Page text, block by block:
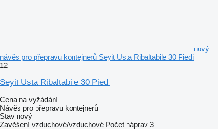
nový
návěs pro přepravu kontejnerů Seyit Usta Ribaltabile 30 Piedi
12
Seyit Usta Ribaltabile 30 Piedi
Cena na vyžádání
Návěs pro přepravu kontejnerů
Stav nový
Zavěšení vzduchové/vzduchové Počet náprav 3